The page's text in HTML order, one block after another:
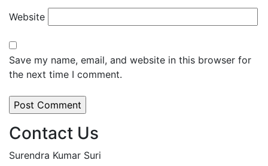
Website
Save my name, email, and website in this browser for
the next time I comment.
Contact Us
Surendra Kumar Suri